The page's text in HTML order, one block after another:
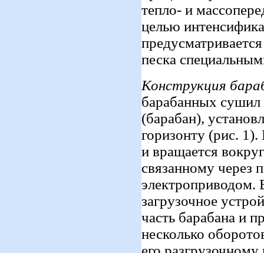
тепло- и
целью
песка
Конструкция
барабанных сушил
(барабан),
горизонту (рис.
и вращается
связанному через
электроприводом.
загрузочное
часть барабана и
несколько